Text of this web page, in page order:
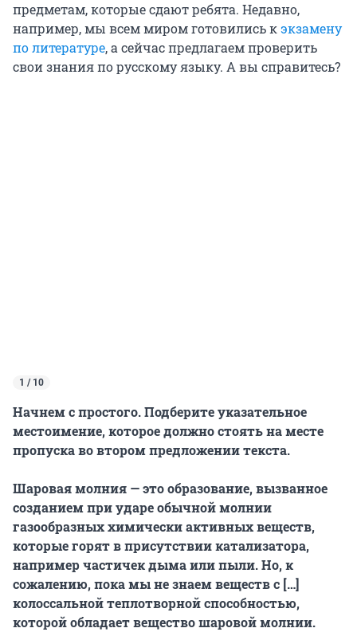
предметам, которые сдают ребята. Недавно,
например, мы всем миром готовились кэкзамену
по литературе, а сейчас предлагаем проверить
свои знания по русскому языку. А вы справитесь?
1 / 10
Начнем с простого. Подберите указательное
местоимение, которое должно стоять на месте
пропуска во втором предложении текста.
Шаровая молния — это образование, вызванное
созданием при ударе обычной молнии
газообразных химически активных веществ,
которые горят в присутствии катализатора,
например частичек дыма или пыли. Но, к
сожалению, пока мы не знаем веществ с […]
колоссальной теплотворной способностью,
которой обладает вещество шаровой молнии.